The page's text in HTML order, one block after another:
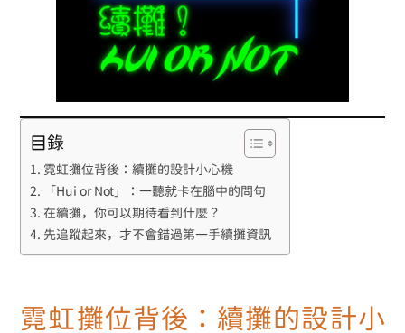
目錄
霓虹攤位背後：續攤的設計小心機
「Hui or Not」：一聽就卡在腦中的問句
在續攤，你可以期待看到什麼？
先追蹤起來，才不會錯過第一手續攤資訊
霓虹攤位背後：續攤的設計小